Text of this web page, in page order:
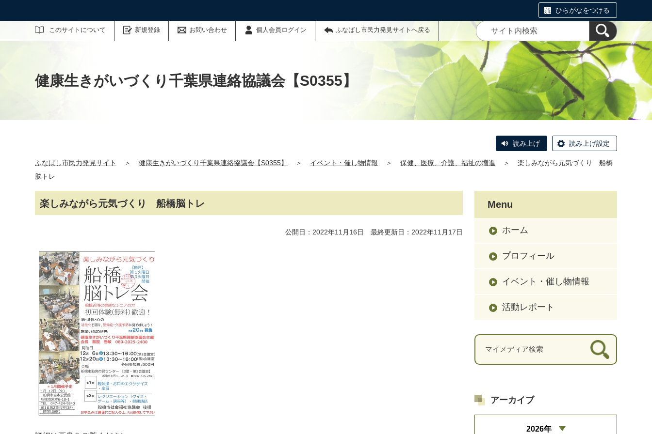
ひらがなをつける
このサイトについて 新規登録 お問い合わせ 個人会員ログイン ふなばし市民力発見サイトへ戻る
サイト内検索
健康生きがいづくり千葉県連絡協議会【S0355】
読み上げ 読み上げ設定
ふなばし市民力発見サイト ＞ 健康生きがいづくり千葉県連絡協議会【S0355】 ＞ イベント・催し物情報 ＞ 保健、医療、介護、福祉の増進 ＞
楽しみながら元気づくり 船橋
脳トレ
楽しみながら元気づくり 船橋脳トレ
公開日：2022年11月16日 最終更新日：2022年11月17日
Menu
ホーム
プロフィール
イベント・催し物情報
活動レポート
マイメディア検索
アーカイブ
2026年